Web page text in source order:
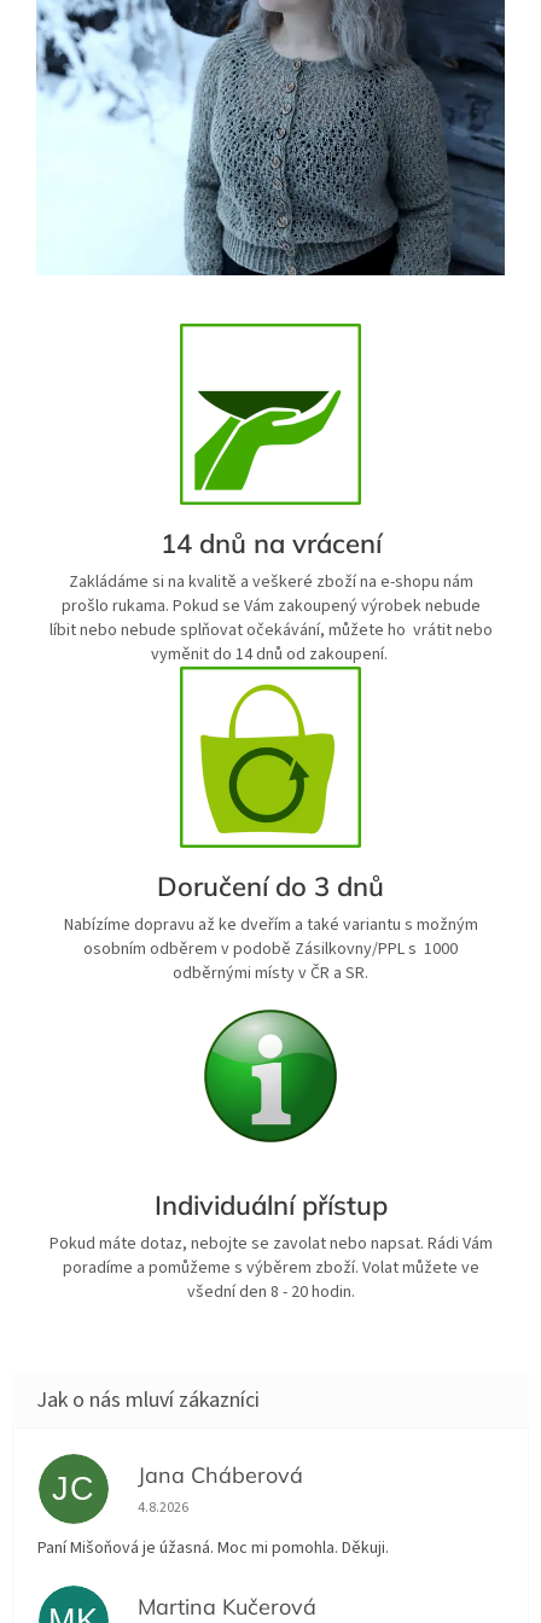
14 dnů na vrácení
Zakládáme si na kvalitě a veškeré zboží na e-shopu nám
prošlo rukama. Pokud se Vám zakoupený výrobek nebude
líbit nebo nebude splňovat očekávání, můžete ho vrátit nebo
vyměnit do 14 dnů od zakoupení.
Doručení do 3 dnů
Nabízíme dopravu až ke dveřím a také variantu s možným
osobním odběrem v podobě Zásilkovny/PPL s 1000
odběrnými místy v ČR a SR.
Individuální přístup
Pokud máte dotaz, nebojte se zavolat nebo napsat. Rádi Vám
poradíme a pomůžeme s výběrem zboží. Volat můžete ve
všední den 8 - 20 hodin.
JC Jana Cháberová
Hodnocení obchodu je 5 z 5 hvězdiček.
4.8.2026
Paní Mišoňová je úžasná. Moc mi pomohla. Děkuji.
Martina Kučerová